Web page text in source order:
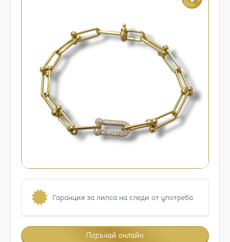
Гаранция за липса на следи от употреба
Поръчай онлайн